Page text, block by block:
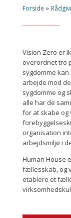
Forside »
Vision Zero er
overordnet tro
sygdomme
arbejde mod
sygdomme og
alle har de
for at skabe
organisation
arbejdsmiljø i
Human House
fællesskab, og
etablere et